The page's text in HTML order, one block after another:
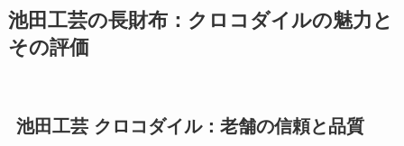
池田工芸の長財布：クロコダイルの魅力と
その評価
池田工芸 クロコダイル：老舗の信頼と品質